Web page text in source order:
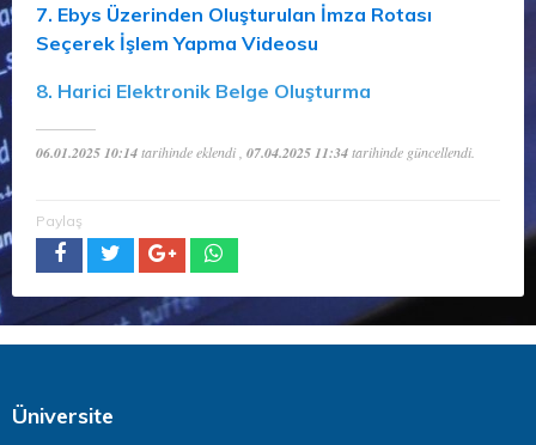
7. Ebys Üzerinden Oluşturulan İmza Rotası
Seçerek İşlem Yapma Videosu
8. Harici Elektronik Belge Oluşturma
06.01.2025 10:14tarihinde eklendi , 07.04.2025 11:34tarihinde güncellendi.
Paylaş
Üniversite